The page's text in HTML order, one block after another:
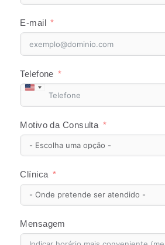
E-mail
Telefone
United
States
+1
Motivo da Consulta
Clínica
Mensagem